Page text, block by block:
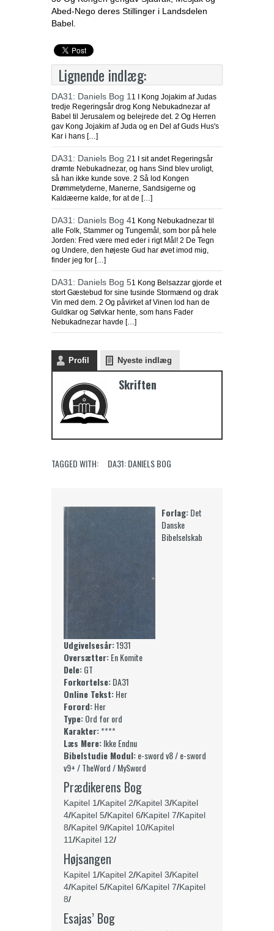
Abed-Nego deres Stillinger i Landsdelen
Babel.
Lignende indlæg:
DA31: Daniels Bog 1 1 I Kong Jojakim af Judas
tredje Regeringsår drog Kong Nebukadnezar af
Babel til Jerusalem og belejrede det. 2 Og Herren
gav Kong Jojakim af Juda og en Del af Guds Hus's
Kar i hans […]
DA31: Daniels Bog 21 I sit andet Regeringsår
drømte Nebukadnezar, og hans Sind blev uroligt,
så han ikke kunde sove. 2 Så lod Kongen
Drømmetyderne, Manerne, Sandsigerne og
Kaldæerne kalde, for at de […]
DA31: Daniels Bog 41 Kong Nebukadnezar til
alle Folk, Stammer og Tungemål, som bor på hele
Jorden: Fred være med eder i rigt Mål! 2 De Tegn
og Undere, den højeste Gud har øvet imod mig,
finder jeg for […]
DA31: Daniels Bog 51 Kong Belsazzar gjorde et
stort Gæstebud for sine tusinde Stormænd og drak
Vin med dem. 2 Og påvirket af Vinen lod han de
Guldkar og Sølvkar hente, som hans Fader
Nebukadnezar havde […]
Profil Nyeste indlæg
Skriften
TAGGED WITH: DA31: DANIELS BOG
Forlag:Det
Danske
Bibelselskab
Udgivelsesår:1931
Oversætter:En Komite
Dele:GT
Forkortelse:DA31
Online Tekst:Her
Forord:Her
Type:Ord for ord
Karakter:****
Læs Mere:Ikke Endnu
Bibelstudie Modul:e-sword v8 / e-sword
v9+ / TheWord / MySword
Prædikerens Bog
Kapitel 1/Kapitel 2/Kapitel 3/Kapitel
4/Kapitel 5/Kapitel 6/Kapitel 7/Kapitel
8/Kapitel 9/Kapitel 10/Kapitel
11/Kapitel 12/
Højsangen
Kapitel 1/Kapitel 2/Kapitel 3/Kapitel
4/Kapitel 5/Kapitel 6/Kapitel 7/Kapitel
8/
Esajas’ Bog